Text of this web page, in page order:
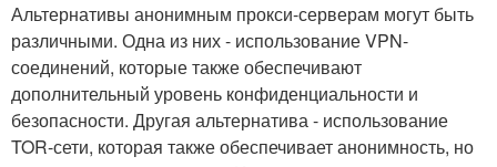
Альтернативы анонимным прокси-серверам могут быть
различными. Одна из них - использование VPN-
соединений, которые также обеспечивают
дополнительный уровень конфиденциальности и
безопасности. Другая альтернатива - использование
TOR-сети, которая также обеспечивает анонимность, но